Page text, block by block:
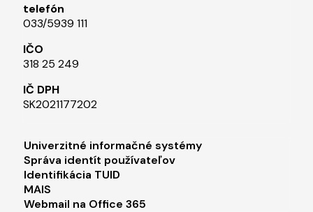
telefón
033/5939 111​
IČO
318 25 249
IČ DPH
SK2021177202​
Footer menu 1
Univerzitné informačné systémy
Správa identít používateľov
Identifikácia TUID
MAIS
Webmail na Office 365